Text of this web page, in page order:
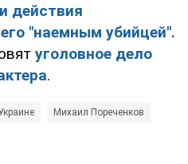
действия
"наемным убийцей".
уголовное дело
.
Михаил Пореченков